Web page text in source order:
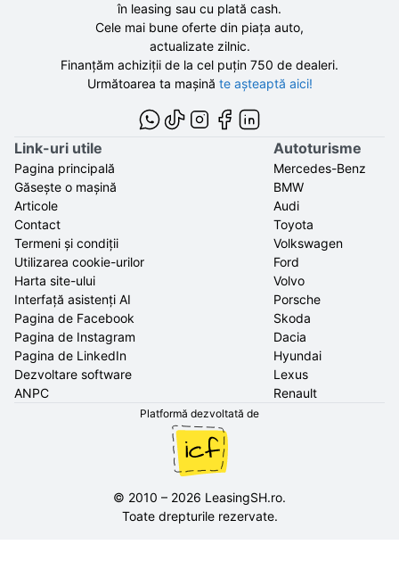
în leasing sau cu plată cash.
Cele mai bune oferte din piața auto,
actualizate zilnic.
Finanțăm achiziții de la cel puțin 750 de dealeri.
Următoarea ta mașină te așteaptă aici!
Link-uri utile
Pagina principală
Găsește o mașină
Articole
Contact
Termeni și condiții
Utilizarea cookie-urilor
Harta site-ului
Interfață asistenți AI
Pagina de Facebook
Pagina de Instagram
Pagina de LinkedIn
Dezvoltare software
ANPC
Autoturisme
Mercedes-Benz
BMW
Audi
Toyota
Volkswagen
Ford
Volvo
Porsche
Skoda
Dacia
Hyundai
Lexus
Renault
Platformă dezvoltată de
© 2010 – 2026 LeasingSH.ro.
Toate drepturile rezervate.